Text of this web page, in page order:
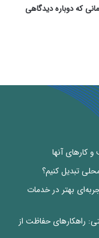
که دوباره دیدگاهی
کارهای آنها
تبدیل کنیم؟
بهتر در خدمات
راهکارهای حفاظت از